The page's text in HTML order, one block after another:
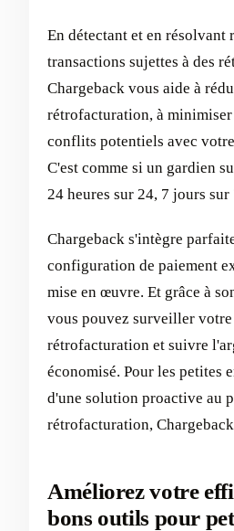
En détectant et en résolvant
transactions sujettes à des
Chargeback vous aide à
rétrofacturation, à
conflits potentiels avec
C'est comme si un gardien
24 heures sur 24, 7 jours sur
Chargeback s'intègre
configuration de paiement
mise en œuvre. Et grâce à
vous pouvez surveiller
rétrofacturation et suivre
économisé. Pour les petites
d'une solution proactive au
rétrofacturation,
Améliorez votre
bons outils pour